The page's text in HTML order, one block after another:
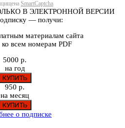
SmartCaptcha
В ЭЛЕКТРОННОЙ ВЕРСИИ
— получи:
материалам сайта
ко всем номерам PDF
5000 р.
на год
950 р.
на месяц
о подписке